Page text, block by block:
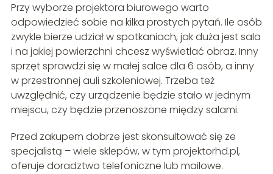
Przy wyborze projektora biurowego warto
odpowiedzieć sobie na kilka prostych pytań. Ile osób
zwykle bierze udział w spotkaniach, jak duża jest sala
i na jakiej powierzchni chcesz wyświetlać obraz. Inny
sprzęt sprawdzi się w małej salce dla 6 osób, a inny
w przestronnej auli szkoleniowej. Trzeba też
uwzględnić, czy urządzenie będzie stało w jednym
miejscu, czy będzie przenoszone między salami.
Przed zakupem dobrze jest skonsultować się ze
specjalistą – wiele sklepów, w tym projektorhd.pl,
oferuje doradztwo telefoniczne lub mailowe.